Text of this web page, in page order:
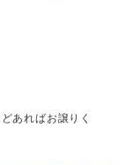
あればお譲りく